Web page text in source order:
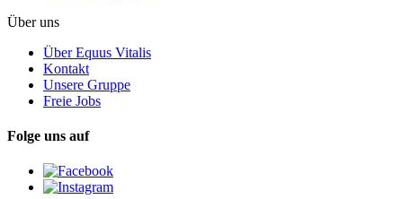
Über uns
Über Equus Vitalis
Kontakt
Unsere Gruppe
Freie Jobs
Folge uns auf